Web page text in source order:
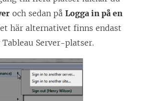
och sedan på Logga in på en
här alternativet finns endast
Tableau Server-platser.